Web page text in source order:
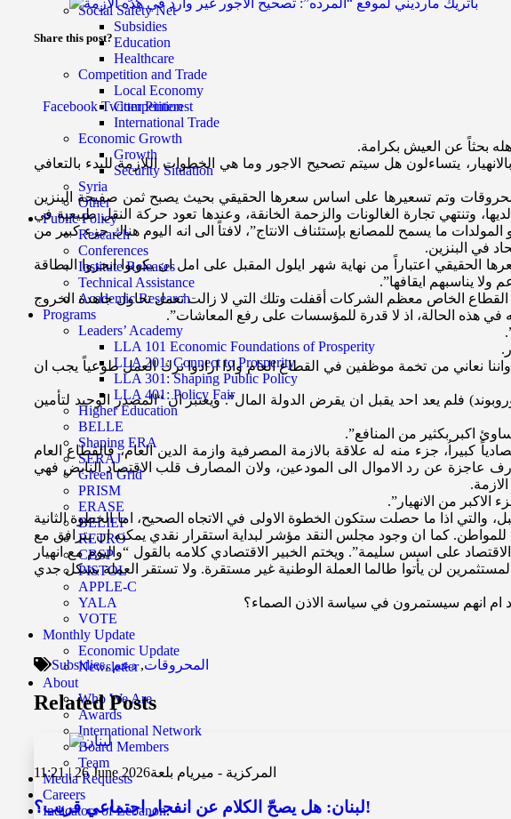
Social Safety Net
Subsidies
Education
Healthcare
Competition and Trade
Local Economy
Competition
International Trade
Economic Growth
Growth
Security Situation
Syria
Other
Public Policy
Research
Conferences
Institute Releases
Technical Assistance
Academic Research
Programs
Leaders’ Academy
LLA 101 Economic Foundations of Prosperity
LLA 201: Connect to Prosperity
LLA 301: Shaping Public Policy
LLA 401: Policy Fair
Higher Education
BELLE
Shaping ERA
SERAJ
Green Grid
PRISM
ERASE
BELIEF
RETRO
CBSP
PISTOL
APPLE-C
YALA
VOTE
Monthly Update
Economic Update
Newsletter
About
Who We Are
Awards
International Network
Board Members
Team
Media Requests
Careers
Indicators of Lebanon
Share this post?
Facebook Twitter Pinterest
بحثاً عن العيش بكرامة.
يتساءلون هل سيتم تصحيح الاجور وما هي الخطوات اللازمة للبدء بالتعافي
وتم تسعيرها على اساس سعرها الحقيقي بحيث يصبح ثمن صفيحة البنزين
لديها، وتنتهي تجارة الغالونات والزحمة الخانقة، وعندها تعود حركة النقل طبيعية في
ما يسمح للمصانع بإستئناف الانتاج”، لافتاً الى انه اليوم هناك جزء كبير من
في البنزين.
اعتباراً من نهاية شهر ايلول المقبل على امل ان يكونوا انجزوا البطاقة
ولا يناسبهم ايقافها”.
القطاع الخاص معظم الشركات أقفلت وتلك التي لا زالت تعمل تحاول جاهدة الخروج
في هذه الحالة، اذ لا قدرة للمؤسسات على رفع المعاشات”.
نعاني من تخمة موظفين في القطاع العام واذا ارادوا ترك العمل طوعياً يجب ان
فلم يعد احد يقبل ان يقرض الدولة المال”. ويعتبر ان “المصدر الوحيد لتأمين
اكبر بكثير من المنافع”.
كبيراُ، جزء منه له علاقة بالازمة المصرفية وازمة الدين العام، فالقطاع العام
عاجزة عن رد الاموال الى المودعين، ولان المصارف قلب الاقتصاد النابض فهي
من الانهيار”.
اذا ما حصلت ستكون الخطوة الاولى في الاتجاه الصحيح، اما الخطوة الثانية
للمواطن. كما ان وجود مجلس النقد مؤشر لبداية استقرار نقدي يمكنه ان يترافق مع
على اسس سليمة”. ويختم الخبير الاقتصادي كلامه بالقول “واليوم مع انهيار
لن يأتوا طالما العملة الوطنية غير مستقرة. ولا تستقر العملة بشكل جدي
ام انهم سيستمرون في سياسة الاذن الصماء؟
Subsidies, المحروقات,دعم
Related Posts
11:21 | 26 June 2026المركزية - ميريام بلعة
لبنان: هل يصحّ الكلام عن انفجار اجتماعي قريب؟!